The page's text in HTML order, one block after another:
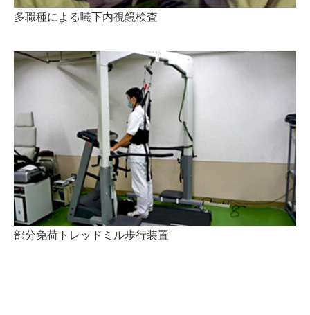
多職種による嚥下内視鏡検査
部分免荷トレッドミル歩行装置